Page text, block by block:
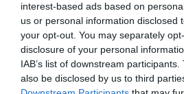
interest-based ads based on
us or personal information disclosed
your opt-out. You may separately
disclosure of your personal
IAB’s list of downstream
also be disclosed by us to third